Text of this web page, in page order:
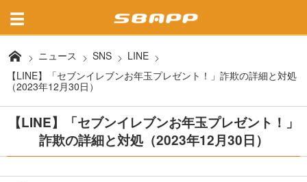
ニュース SNS
LINE
【LINE】「セブンイレブンお年玉プレゼント！」詐欺の詳細と対処
（2023年12月30日）
【LINE】「セブンイレブンお年玉プレゼント！」
詐欺の詳細と対処（2023年12月30日）